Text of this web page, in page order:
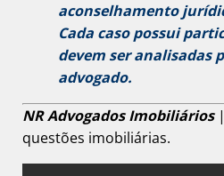
aconselhamento
Cada caso possui
devem ser analisadas
advogado.
NR Advogados Imobiliários
questões imobiliárias.